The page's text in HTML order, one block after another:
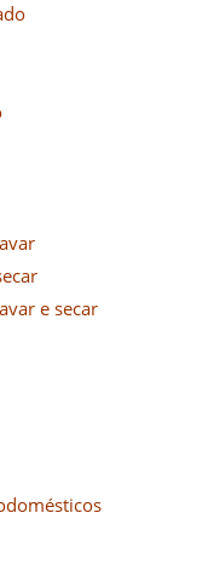
e secar